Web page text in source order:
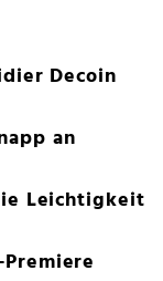
Decoin
an
Leichtigkeit